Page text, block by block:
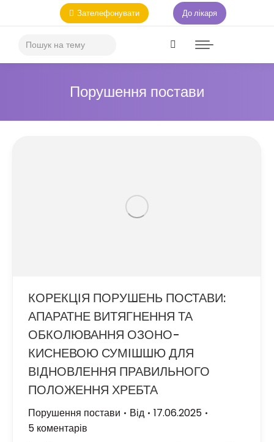
Зателефонувати До лікаря
Порушення постави
КОРЕКЦІЯ ПОРУШЕНЬ ПОСТАВИ:
АПАРАТНЕ ВИТЯГНЕННЯ ТА
ОБКОЛЮВАННЯ ОЗОНО-
КИСНЕВОЮ СУМІШШЮ ДЛЯ
ВІДНОВЛЕННЯ ПРАВИЛЬНОГО
ПОЛОЖЕННЯ ХРЕБТА
Порушення постави Від
17.06.2025
5 коментарів